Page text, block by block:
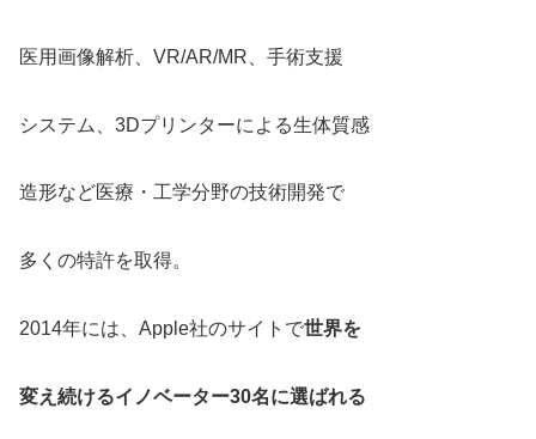
医用画像解析、VR/AR/MR、手術支援
システム、3Dプリンターによる生体質感
造形など医療・工学分野の技術開発で
多くの特許を取得。
2014年には、Apple社のサイトで世界を
変え続けるイノベーター30名に選ばれる